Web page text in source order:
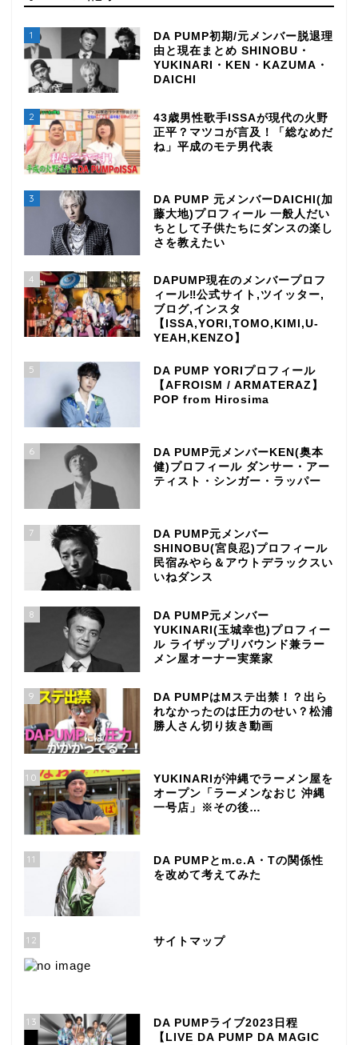
1
DA PUMP初期/元メンバー脱退理
由と現在まとめ SHINOBU・
YUKINARI・KEN・KAZUMA・
DAICHI
2
43歳男性歌手ISSAが現代の火野
正平？マツコが言及！「総なめだ
ね」平成のモテ男代表
3
DA PUMP 元メンバーDAICHI(加
藤大地)プロフィール 一般人だい
ちとして子供たちにダンスの楽し
さを教えたい
4
DAPUMP現在のメンバープロフ
ィール‼公式サイト,ツイッター,
ブログ,インスタ
【ISSA,YORI,TOMO,KIMI,U-
YEAH,KENZO】
5
DA PUMP YORIプロフィール
【AFROISM / ARMATERAZ】
POP from Hirosima
6
DA PUMP元メンバーKEN(奥本
健)プロフィール ダンサー・アー
ティスト・シンガー・ラッパー
7
DA PUMP元メンバー
SHINOBU(宮良忍)プロフィール
民宿みやら＆アウトデラックスい
いねダンス
8
DA PUMP元メンバー
YUKINARI(玉城幸也)プロフィー
ル ライザップリバウンド兼ラー
メン屋オーナー実業家
9
DA PUMPはMステ出禁！？出ら
れなかったのは圧力のせい？松浦
勝人さん切り抜き動画
10
YUKINARIが沖縄でラーメン屋を
オープン「ラーメンなおじ 沖縄
一号店」※その後…
11
DA PUMPとm.c.A・Tの関係性
を改めて考えてみた
12 サイトマップ
13
DA PUMPライブ2023日程
【LIVE DA PUMP DA MAGIC